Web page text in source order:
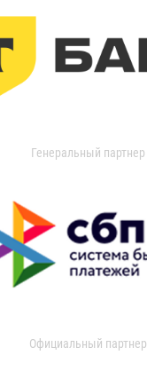
Генеральный партнер
Официальный партнер